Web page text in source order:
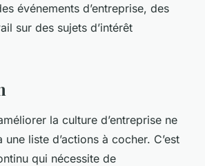
événements d’entreprise, des
sur des sujets d’intérêt
la culture d’entreprise ne
une liste d’actions à cocher. C’est
qui nécessite de